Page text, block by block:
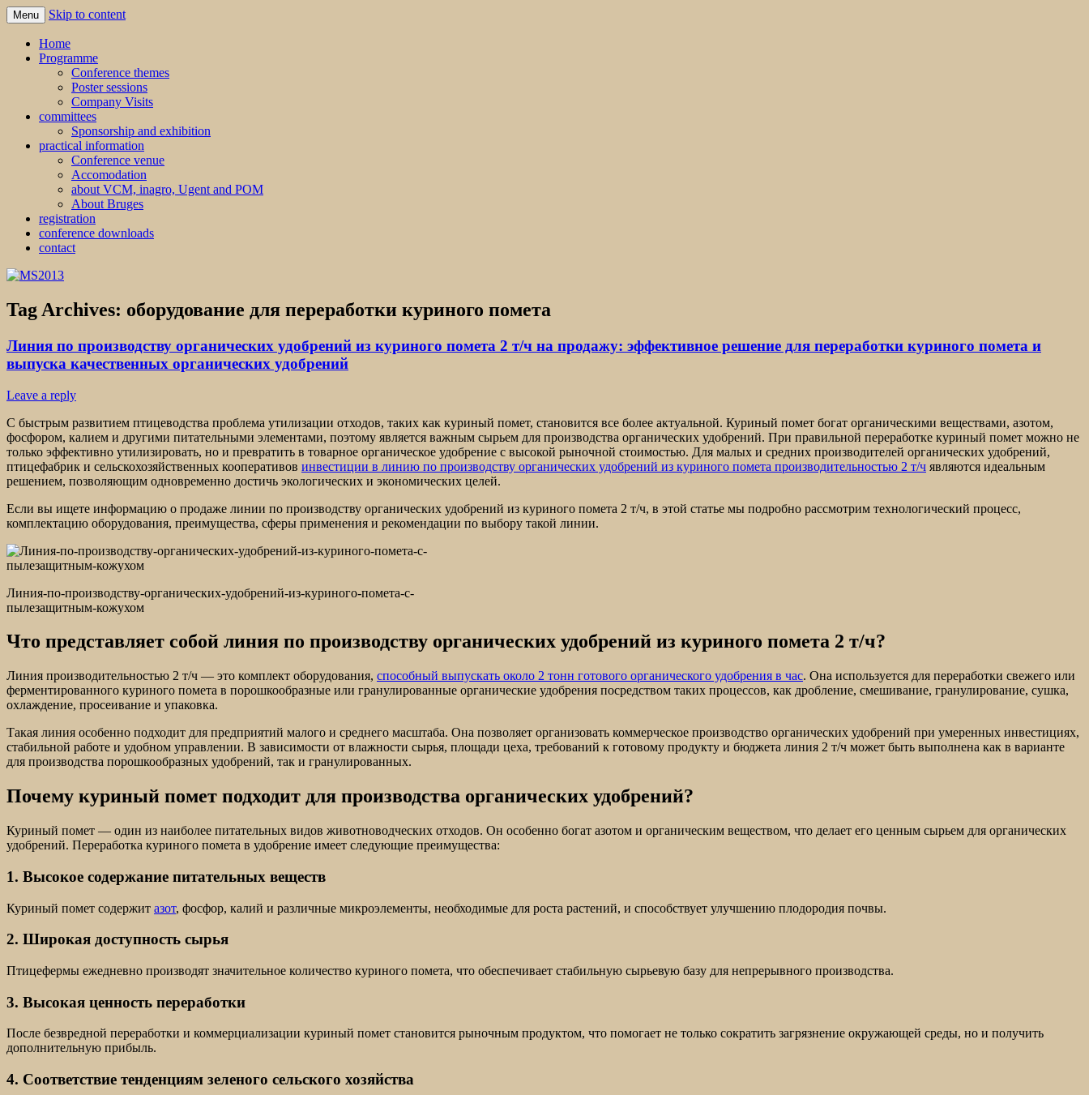
MS2013
Menu Skip to content
Home
Programme
Conference themes
Poster sessions
Company Visits
committees
Sponsorship and exhibition
practical information
Conference venue
Accomodation
about VCM, inagro, Ugent and POM
About Bruges
registration
conference downloads
contact
Tag Archives: оборудование для переработки куриного помета
Линия по производству органических удобрений из куриного помета 2 т/ч на продажу: эффективное решение для переработки куриного помета и
выпуска качественных органических удобрений
Leave a reply
С быстрым развитием птицеводства проблема утилизации отходов, таких как куриный помет, становится все более актуальной. Куриный помет богат органическими веществами, азотом,
фосфором, калием и другими питательными элементами, поэтому является важным сырьем для производства органических удобрений. При правильной переработке куриный помет можно не
только эффективно утилизировать, но и превратить в товарное органическое удобрение с высокой рыночной стоимостью. Для малых и средних производителей органических удобрений,
птицефабрик и сельскохозяйственных кооперативов инвестиции в линию по производству органических удобрений из куриного помета производительностью 2 т/ч являются идеальным
решением, позволяющим одновременно достичь экологических и экономических целей.
Если вы ищете информацию о продаже линии по производству органических удобрений из куриного помета 2 т/ч, в этой статье мы подробно рассмотрим технологический процесс,
комплектацию оборудования, преимущества, сферы применения и рекомендации по выбору такой линии.
Линия-по-производству-органических-удобрений-из-куриного-помета-с-
пылезащитным-кожухом
Что представляет собой линия по производству органических удобрений из куриного помета 2 т/ч?
Линия производительностью 2 т/ч — это комплект оборудования, способный выпускать около 2 тонн готового органического удобрения в час. Она используется для переработки свежего или
ферментированного куриного помета в порошкообразные или гранулированные органические удобрения посредством таких процессов, как дробление, смешивание, гранулирование, сушка,
охлаждение, просеивание и упаковка.
Такая линия особенно подходит для предприятий малого и среднего масштаба. Она позволяет организовать коммерческое производство органических удобрений при умеренных инвестициях,
стабильной работе и удобном управлении. В зависимости от влажности сырья, площади цеха, требований к готовому продукту и бюджета линия 2 т/ч может быть выполнена как в варианте
для производства порошкообразных удобрений, так и гранулированных.
Почему куриный помет подходит для производства органических удобрений?
Куриный помет — один из наиболее питательных видов животноводческих отходов. Он особенно богат азотом и органическим веществом, что делает его ценным сырьем для органических
удобрений. Переработка куриного помета в удобрение имеет следующие преимущества:
1. Высокое содержание питательных веществ
Куриный помет содержит азот, фосфор, калий и различные микроэлементы, необходимые для роста растений, и способствует улучшению плодородия почвы.
2. Широкая доступность сырья
Птицефермы ежедневно производят значительное количество куриного помета, что обеспечивает стабильную сырьевую базу для непрерывного производства.
3. Высокая ценность переработки
После безвредной переработки и коммерциализации куриный помет становится рыночным продуктом, что помогает не только сократить загрязнение окружающей среды, но и получить
дополнительную прибыль.
4. Соответствие тенденциям зеленого сельского хозяйства